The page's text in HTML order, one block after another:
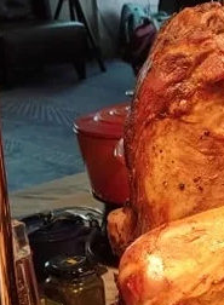
Pengalaman